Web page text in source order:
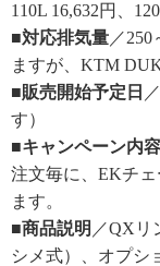
110L 16,632円、
■対応排気量 ／
ますが、KTM
■販売開始予定日
す）
■キャンペーン内容
注文毎に、EKチ
ます。
■商品説明 ／QXリ
シメ式）、オプシ